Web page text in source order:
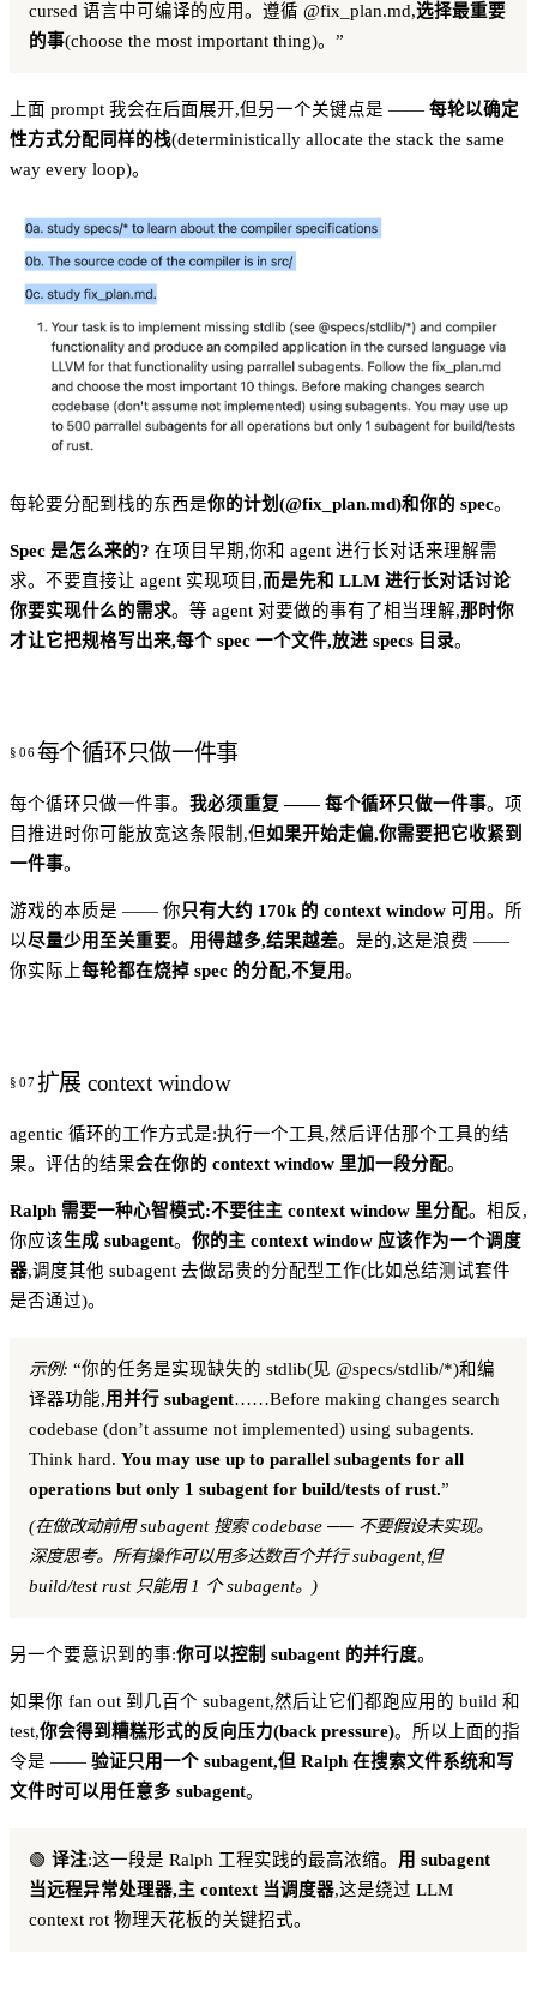
cursed 语言中可编译的应用。遵循 @fix_plan.md,选择最重要
的事(choose the most important thing)。”
上面 prompt 我会在后面展开,但另一个关键点是 —— 每轮以确定
性方式分配同样的栈(deterministically allocate the stack the same
way every loop)。
每轮要分配到栈的东西是你的计划(@fix_plan.md)和你的 spec。
Spec 是怎么来的? 在项目早期,你和 agent 进行长对话来理解需
求。不要直接让 agent 实现项目,而是先和 LLM 进行长对话讨论
你要实现什么的需求。等 agent 对要做的事有了相当理解,那时你
才让它把规格写出来,每个 spec 一个文件,放进 specs 目录。
每个循环只做一件事
每个循环只做一件事。 我必须重复 —— 每个循环只做一件事。项
目推进时你可能放宽这条限制,但如果开始走偏,你需要把它收紧到
一件事。
游戏的本质是 —— 你只有大约 170k 的 context window 可用。所
以尽量少用至关重要。 用得越多,结果越差。是的,这是浪费 ——
你实际上每轮都在烧掉 spec 的分配,不复用。
扩展 context window
agentic 循环的工作方式是:执行一个工具,然后评估那个工具的结
果。评估的结果会在你的 context window 里加一段分配。
Ralph 需要一种心智模式:不要往主 context window 里分配。相反,
你应该生成 subagent。 你的主 context window 应该作为一个调度
器,调度其他 subagent 去做昂贵的分配型工作(比如总结测试套件
是否通过)。
示例: “你的任务是实现缺失的 stdlib(见 @specs/stdlib/*)和编
译器功能,用并行 subagent……Before making changes search
codebase (don’t assume not implemented) using subagents.
Think hard. You may use up to parallel subagents for all
operations but only 1 subagent for build/tests of rust.”
(在做改动前用 subagent 搜索 codebase ── 不要假设未实现。
深度思考。所有操作可以用多达数百个并行 subagent,但
build/test rust 只能用 1 个 subagent。)
另一个要意识到的事:你可以控制 subagent 的并行度。
如果你 fan out 到几百个 subagent,然后让它们都跑应用的 build 和
test,你会得到糟糕形式的反向压力(back pressure)。所以上面的指
令是 —— 验证只用一个 subagent,但 Ralph 在搜索文件系统和写
文件时可以用任意多 subagent。
🟢 译注:这一段是 Ralph 工程实践的最高浓缩。 用 subagent
当远程异常处理器,主 context 当调度器,这是绕过 LLM
context rot 物理天花板的关键招式。